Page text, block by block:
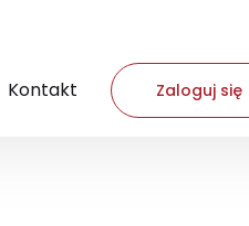
Kontakt Zaloguj się